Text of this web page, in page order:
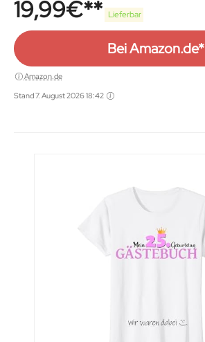
19,99€ Lieferbar
Bei Amazon.de*
Amazon.de
Stand 7. August 2026 18:42